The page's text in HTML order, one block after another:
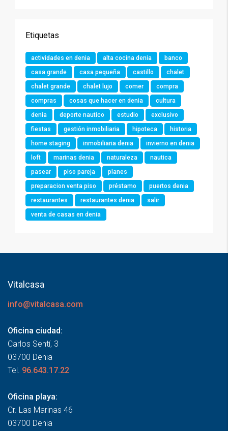
Etiquetas
actividades en denia alta cocina denia
banco
casa grande
casa pequeña castillo
chalet
chalet grande
chalet lujo comer
compra
compras
cosas que hacer en denia
cultura
denia
deporte nautico estudio
exclusivo
fiestas
gestión inmobiliaria hipoteca
historia
home staging
inmobiliaria denia
invierno en denia
loft
marinas denia naturaleza
nautica
pasear
piso pareja
planes
preparacion venta piso
préstamo
puertos denia
restaurantes
restaurantes denia
salir
venta de casas en denia
Vitalcasa
info@vitalcasa.com
Oficina ciudad:
Carlos Sentí, 3
03700 Denia
Tel. 96.643.17.22
Oficina playa:
Cr. Las Marinas 46
03700 Denia